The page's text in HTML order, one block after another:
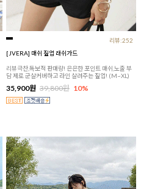
리뷰:252
[JVERA] 매쉬 짚업 래쉬가드
리뷰극찬,독보적 판매량! 은은한 포인트 매쉬,노출 부
담 제로 군살커버하고 라인 살려주는 짚업! (M~XL)
35,900원 39,800원 10%